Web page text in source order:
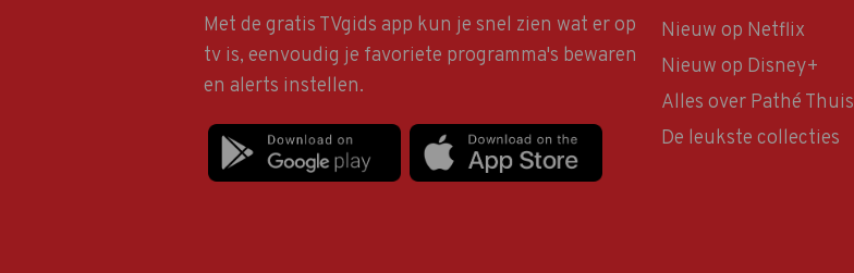
Met de gratis TVgids app kun je snel zien wat er op
tv is, eenvoudig je favoriete programma's bewaren
en alerts instellen.
Nieuw op Netflix
Nieuw op Disney+
Alles over Pathé Thuis
De leukste collecties